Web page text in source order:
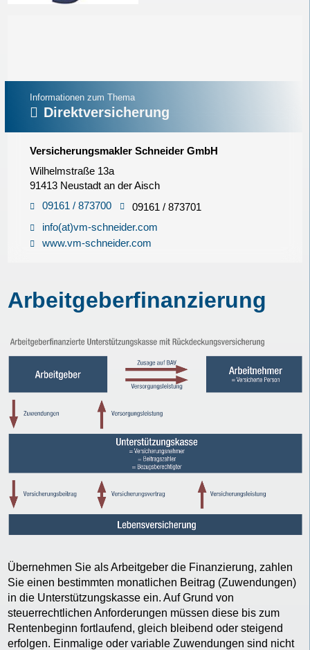
Informationen zum Thema
Direktversicherung
Versicherungsmakler Schneider GmbH
Wilhelmstraße 13a
91413 Neustadt an der Aisch
09161 / 873700
09161 / 873701
info(at)vm-schneider.com
www.vm-schneider.com
Arbeitgeberfinanzierung
Übernehmen Sie als Arbeitgeber die Finanzierung, zahlen
Sie einen bestimmten monatlichen Beitrag (Zuwendungen)
in die Unterstützungskasse ein. Auf Grund von
steuerrechtlichen Anforderungen müssen diese bis zum
Rentenbeginn fortlaufend, gleich bleibend oder steigend
erfolgen. Einmalige oder variable Zuwendungen sind nicht